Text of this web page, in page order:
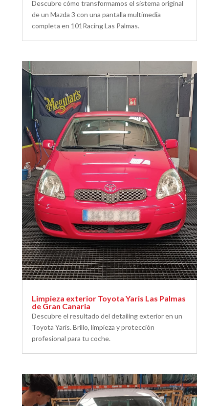
Descubre cómo transformamos el sistema original
de un Mazda 3 con una pantalla multimedia
completa en 101Racing Las Palmas.
Limpieza exterior Toyota Yaris Las Palmas
de Gran Canaria
Descubre el resultado del detailing exterior en un
Toyota Yaris. Brillo, limpieza y protección
profesional para tu coche.